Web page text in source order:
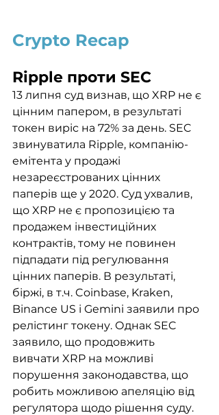
Crypto Recap
Ripple проти SEC
13 липня суд визнав, що XRP не є
цінним папером, в результаті
токен виріс на 72% за день. SEC
звинуватила Ripple, компанію-
емітента у продажі
незареєстрованих цінних
паперів ще у 2020. Суд ухвалив,
що XRP не є пропозицією та
продажем інвестиційних
контрактів, тому не повинен
підпадати під регулювання
цінних паперів. В результаті,
біржі, в т.ч. Coinbase, Kraken,
Binance US і Gemini заявили про
релістинг токену. Однак SEC
заявило, що продовжить
вивчати XRP на можливі
порушення законодавства, що
робить можливою апеляцію від
регулятора щодо рішення суду.